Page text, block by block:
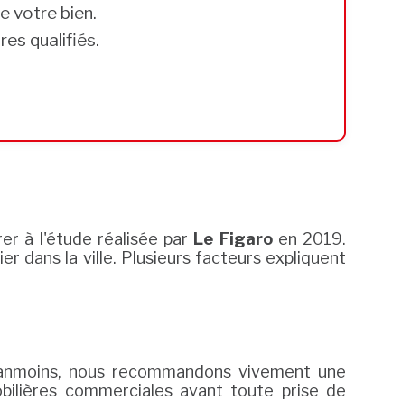
votre bien.
qualifiés.
à l'étude réalisée par Le Figaroen 2019.
dans la ville. Plusieurs facteurs expliquent
nous recommandons vivement une
commerciales avant toute prise de